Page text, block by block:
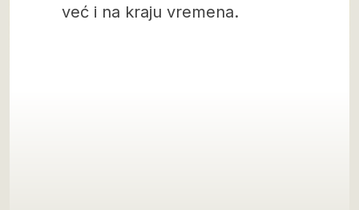
već i na kraju vremena.